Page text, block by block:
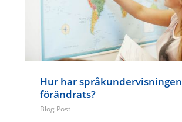
Hur har språkundervisningen
förändrats?
Blog Post